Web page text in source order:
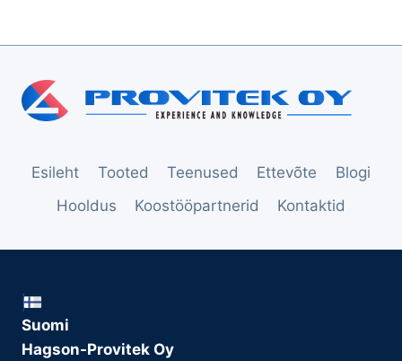
Esileht Tooted Teenused Ettevõte
Blogi
Hooldus
Koostööpartnerid Kontaktid
Suomi
Hagson-Provitek Oy